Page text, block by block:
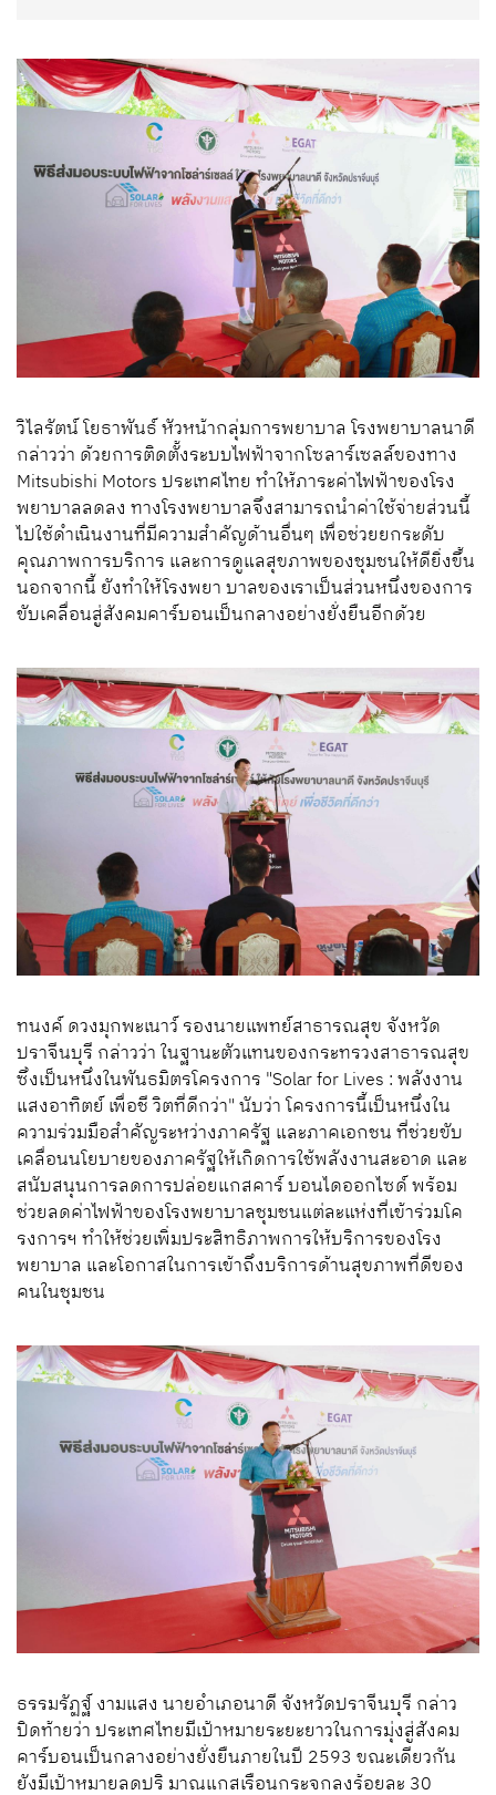
วิไลรัตน์ โยธาพันธ์ หัวหน้ากลุ่มการพยาบาล โรงพยาบาลนาดี
กล่าวว่า ด้วยการติดตั้งระบบไฟฟ้าจากโซลาร์เซลล์ของทาง
Mitsubishi Motors ประเทศไทย ทำให้ภาระค่าไฟฟ้าของโรง
พยาบาลลดลง ทางโรงพยาบาลจึงสามารถนำค่าใช้จ่ายส่วนนี้
ไปใช้ดำเนินงานที่มีความสำคัญด้านอื่นๆ เพื่อช่วยยกระดับ
คุณภาพการบริการ และการดูแลสุขภาพของชุมชนให้ดียิ่งขึ้น
นอกจากนี้ ยังทำให้โรงพยา บาลของเราเป็นส่วนหนึ่งของการ
ขับเคลื่อนสู่สังคมคาร์บอนเป็นกลางอย่างยั่งยืนอีกด้วย
ทนงค์ ดวงมุกพะเนาว์ รองนายแพทย์สาธารณสุข จังหวัด
ปราจีนบุรี กล่าวว่า ในฐานะตัวแทนของกระทรวงสาธารณสุข
ซึ่งเป็นหนึ่งในพันธมิตรโครงการ "Solar for Lives : พลังงาน
แสงอาทิตย์ เพื่อชี วิตที่ดีกว่า" นับว่า โครงการนี้เป็นหนึ่งใน
ความร่วมมือสำคัญระหว่างภาครัฐ และภาคเอกชน ที่ช่วยขับ
เคลื่อนนโยบายของภาครัฐให้เกิดการใช้พลังงานสะอาด และ
สนับสนุนการลดการปล่อยแกสคาร์ บอนไดออกไซด์ พร้อม
ช่วยลดค่าไฟฟ้าของโรงพยาบาลชุมชนแต่ละแห่งที่เข้าร่วมโค
รงการฯ ทำให้ช่วยเพิ่มประสิทธิภาพการให้บริการของโรง
พยาบาล และโอกาสในการเข้าถึงบริการด้านสุขภาพที่ดีของ
คนในชุมชน
ธรรมรัฏฐ์ งามแสง นายอำเภอนาดี จังหวัดปราจีนบุรี กล่าว
ปิดท้ายว่า ประเทศไทยมีเป้าหมายระยะยาวในการมุ่งสู่สังคม
คาร์บอนเป็นกลางอย่างยั่งยืนภายในปี 2593 ขณะเดียวกัน
ยังมีเป้าหมายลดปริ มาณแกสเรือนกระจกลงร้อยละ 30